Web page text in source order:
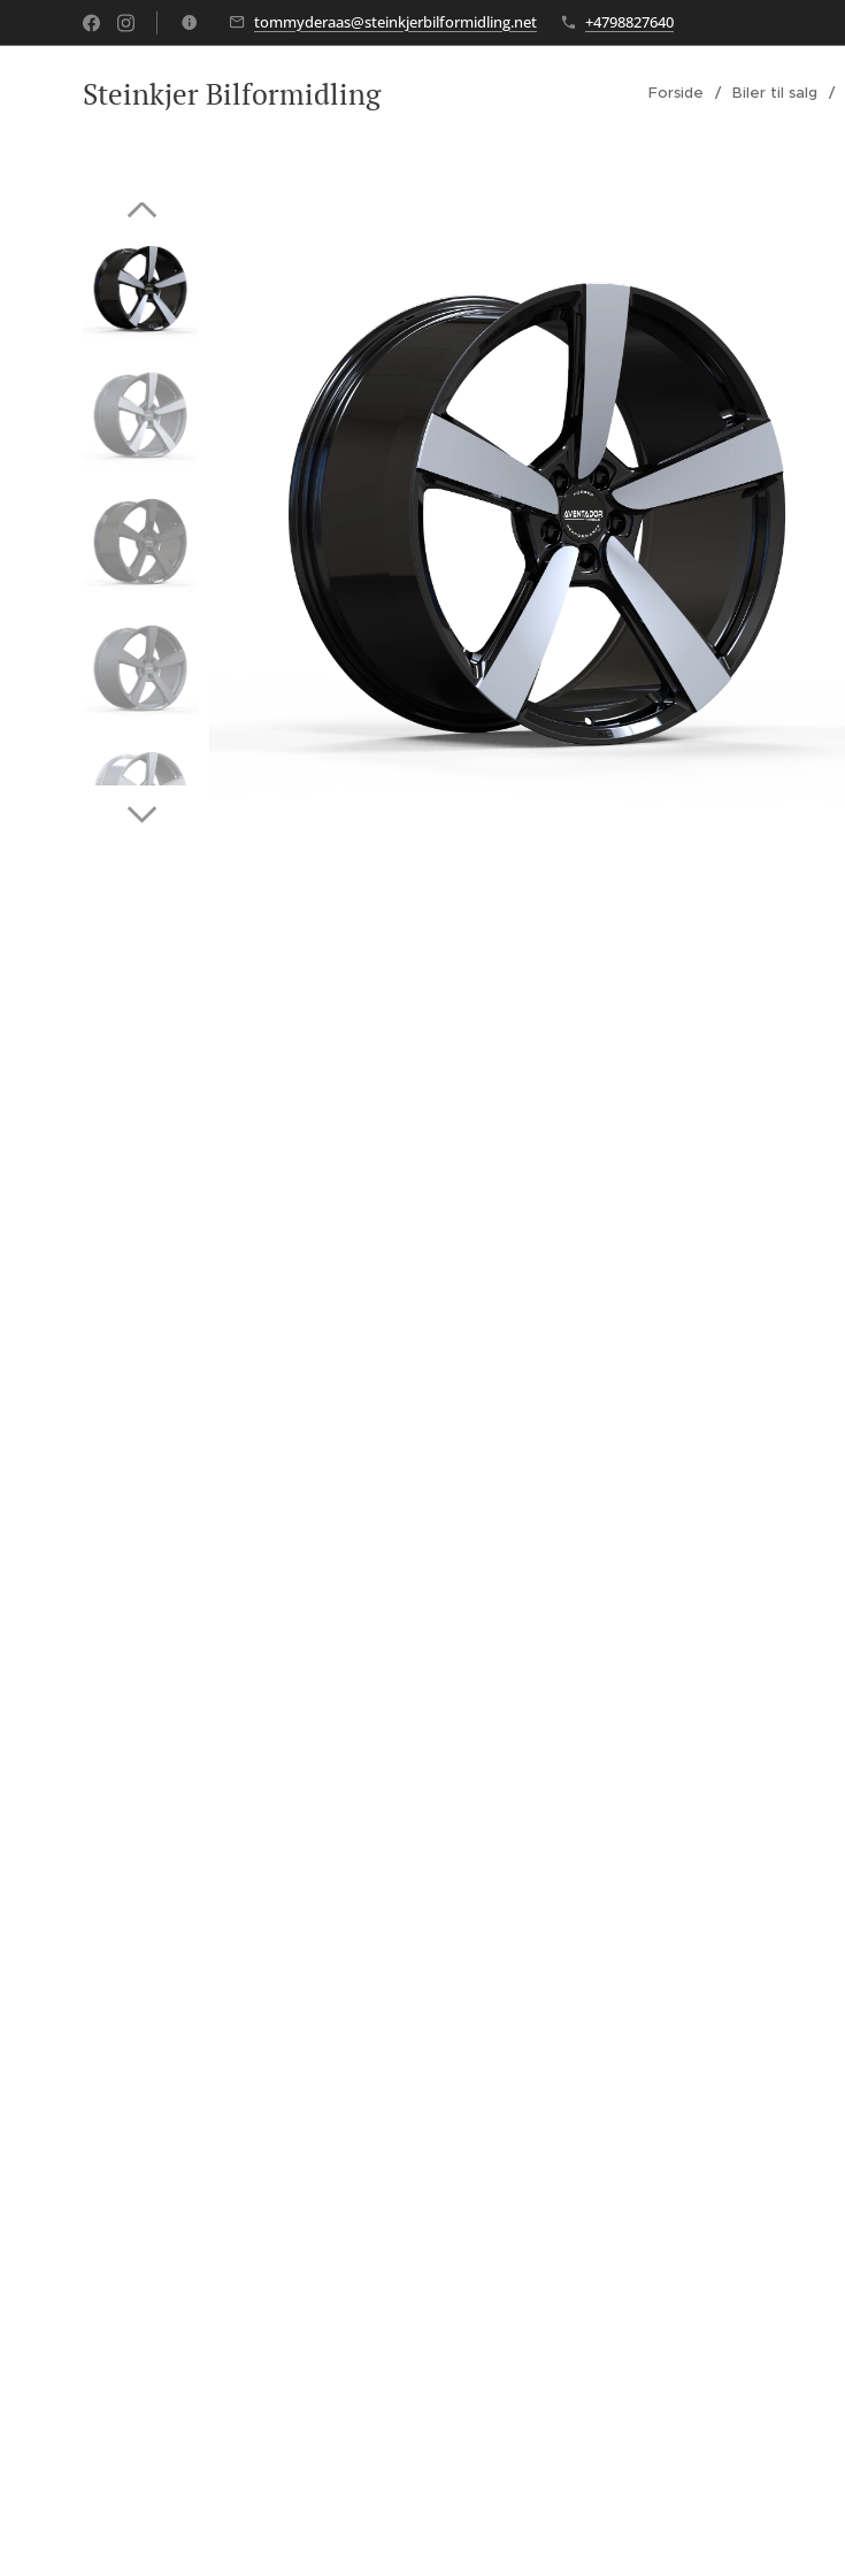
tommyderaas@steinkjerbilformidling.net +4798827640
Steinkjer Bilformidling Forside Biler til salg